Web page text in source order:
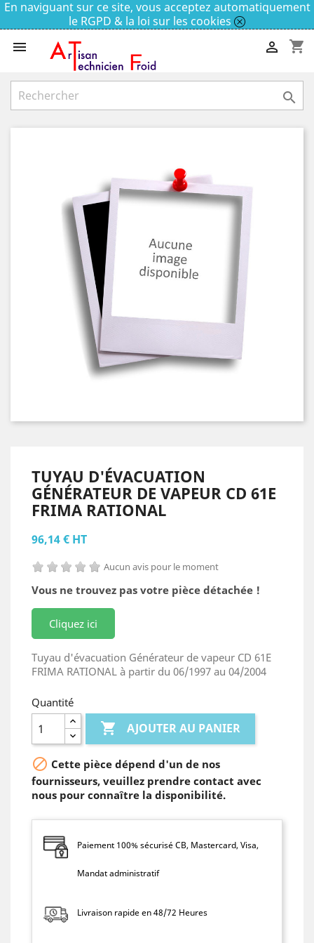
En naviguant sur ce site, vous acceptez automatiquement
le RGPD & la loi sur les cookies
 shopping_cart


TUYAU D'ÉVACUATION
GÉNÉRATEUR DE VAPEUR CD 61E
FRIMA RATIONAL
96,14 € HT
Aucun avis pour le moment
Vous ne trouvez pas votre pièce détachée !
Cliquez ici
Tuyau d'évacuation Générateur de vapeur CD 61E
FRIMA RATIONAL à partir du 06/1997 au 04/2004
Quantité
 AJOUTER AU PANIER
 Cette pièce dépend d'un de nos
fournisseurs, veuillez prendre contact avec
nous pour connaître la disponibilité.
Paiement 100% sécurisé CB, Mastercard, Visa,
Mandat administratif
Livraison rapide en 48/72 Heures